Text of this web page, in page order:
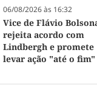
06/08/2026 às 16:32
Vice de Flávio
rejeita acordo com
Lindbergh e promete
levar ação "até o fim"